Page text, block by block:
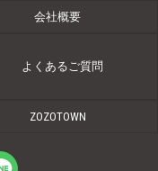
会社概要
よくあるご質問
ZOZOTOWN